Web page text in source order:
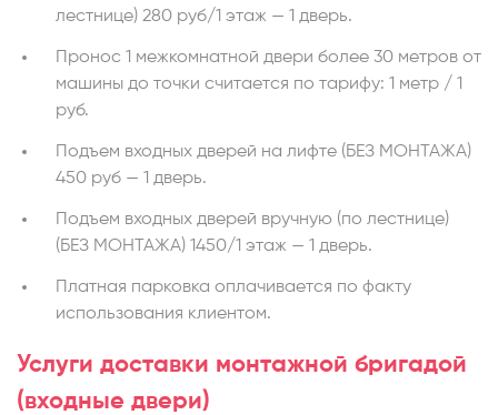
лестнице) 280 руб/1 этаж — 1 дверь.
Пронос 1 межкомнатной двери более 30 метров от
машины до точки считается по тарифу: 1 метр / 1
руб.
Подъем входных дверей на лифте (БЕЗ МОНТАЖА)
450 руб — 1 дверь.
Подъем входных дверей вручную (по лестнице)
(БЕЗ МОНТАЖА) 1450/1 этаж — 1 дверь.
Платная парковка оплачивается по факту
использования клиентом.
Услуги доставки монтажной бригадой
(входные двери)